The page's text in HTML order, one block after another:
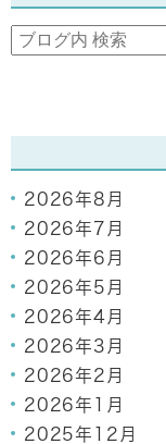
2026年8月
2026年7月
2026年6月
2026年5月
2026年4月
2026年3月
2026年2月
2026年1月
2025年12月